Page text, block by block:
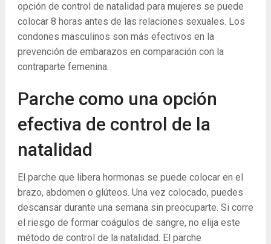
opción de control de natalidad para mujeres se puede
colocar 8 horas antes de las relaciones sexuales. Los
condones masculinos son más efectivos en la
prevención de embarazos en comparación con la
contraparte femenina.
Parche como una opción
efectiva de control de la
natalidad
El parche que libera hormonas se puede colocar en el
brazo, abdomen o glúteos. Una vez colocado, puedes
descansar durante una semana sin preocuparte. Si corre
el riesgo de formar coágulos de sangre, no elija este
método de control de la natalidad. El parche